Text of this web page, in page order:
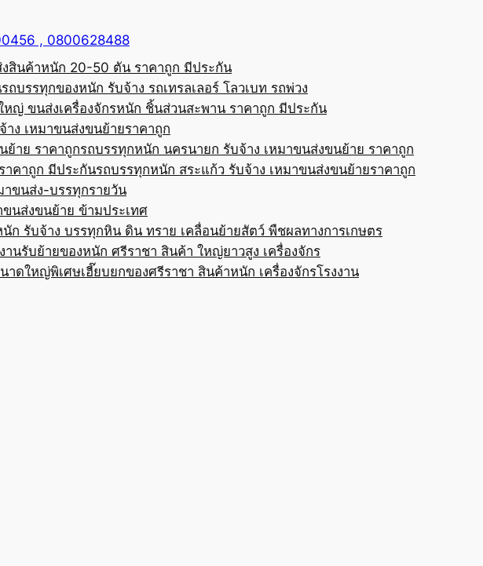
, 0800628488
สินค้าหนัก 20-50 ตัน ราคาถูก มีประกัน
รถบรรทุกของหนัก รับจ้าง รถเทรลเลอร์ โลวเบท รถพ่วง
หญ่ ขนส่งเครื่องจักรหนัก ชิ้นส่วนสะพาน ราคาถูก มีประกัน
ง เหมาขนส่งขนย้ายราคาถูก
ย้าย ราคาถูกรถบรรทุกหนัก นครนายก รับจ้าง เหมาขนส่งขนย้าย ราคาถูก
คาถูก มีประกันรถบรรทุกหนัก สระแก้ว รับจ้าง เหมาขนส่งขนย้ายราคาถูก
าขนส่ง-บรรทุกรายวัน
ขนส่งขนย้าย ข้ามประเทศ
ก รับจ้าง บรรทุกหิน ดิน ทราย เคลื่อนย้ายสัตว์ พืชผลทางการเกษตร
านรับย้ายของหนัก ศรีราชา สินค้า ใหญ่ยาวสูง เครื่องจักร
นาดใหญ่พิเศษเฮี๊ยบยกของศรีราชา สินค้าหนัก เครื่องจักรโรงงาน